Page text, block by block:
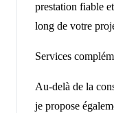
prestation fiable
long de votre
Services
Au-delà de la
je propose